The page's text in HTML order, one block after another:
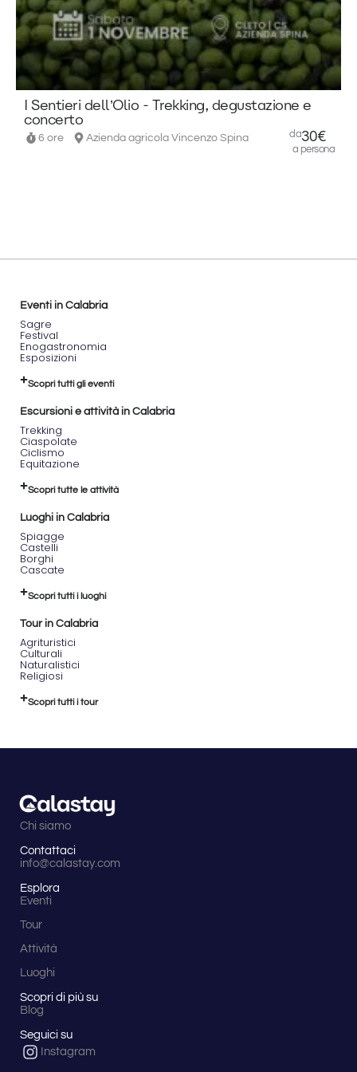
normanno
recentemente
resi
accessibili.
📅 Data:
domenica
14
settembre
📍
Luogo:
I Sentieri dell’Olio - Trekking, degustazione e
concerto
6 ore Azienda agricola Vincenzo Spina da30€
a persona
Eventi in Calabria
Sagre
Festival
Enogastronomia
Esposizioni
Scopri tutti gli eventi
Escursioni e attività in Calabria
Trekking
Ciaspolate
Ciclismo
Equitazione
Scopri tutte le attività
Luoghi in Calabria
Spiagge
Castelli
Borghi
Cascate
Scopri tutti i luoghi
Tour in Calabria
Agrituristici
Culturali
Naturalistici
Religiosi
Scopri tutti i tour
Chi siamo
Contattaci
info@calastay.com
Esplora
Eventi
Tour
Attività
Luoghi
Scopri di più su
Blog
Seguici su
Instagram